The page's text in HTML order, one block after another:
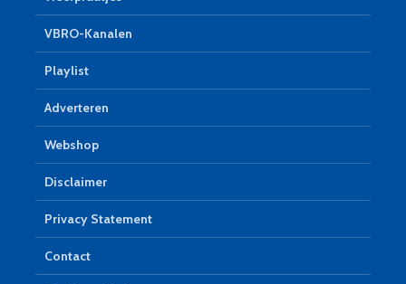
VBRO-Kanalen
Playlist
Adverteren
Webshop
Disclaimer
Privacy Statement
Contact